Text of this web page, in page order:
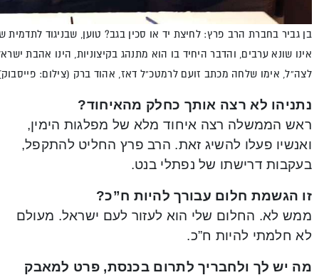
בן גביר בחברת הרב פרץ: לחיצת יד או סכין בגב? טוען, שבניגוד לתדמית
אינו שונא ערבים, והדבר היחיד בו הוא מתנהג בקיצוניות, הינו אהבת
לצה”ל, אימו שלחה מכתב זועם לרמטכ”ל דאז, אהוד ברק (צילום:
נתניהו לא רצה אותך כחלק מהאיחוד?
ראש הממשלה רצה איחוד מלא של מפלגות הימין,
ואנשיו פעלו להשיג זאת. הרב פרץ החליט להתקפל,
בעקבות דרישתו של נפתלי בנט.
זו הגשמת חלום עבורך להיות ח”כ?
ממש לא. החלום שלי הוא לעזור לעם ישראל. מעולם
לא חלמתי להיות ח”כ.
מה יש לך ולחבריך לתרום בכנסת, פרט למאבק